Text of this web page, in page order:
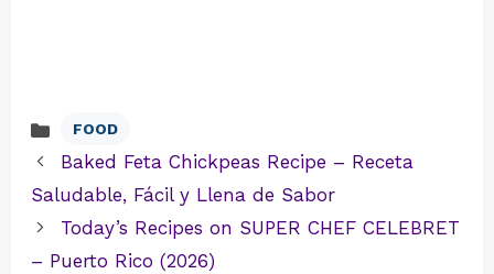
Categories
FOOD
Baked Feta Chickpeas Recipe – Receta
Saludable, Fácil y Llena de Sabor
Today’s Recipes on SUPER CHEF CELEBRET
– Puerto Rico (2026)